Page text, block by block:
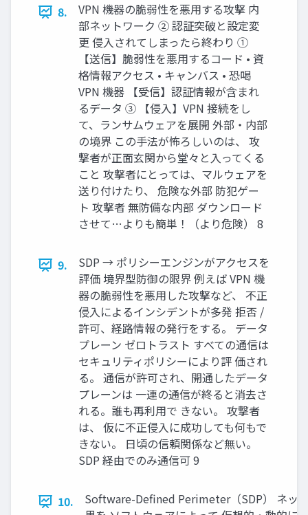
8.
VPN 機器の脆弱性を悪用する攻撃 内
部ネットワーク ② 認証突破と設定変
更 侵入されてしまったら終わり ①
【送信】脆弱性を悪用するコード • 資
格情報アクセス • キャンバス • 恐喝
VPN 機器 【受信】認証情報が含まれ
るデータ ③ 【侵入】VPN 接続をし
て、ランサムウェアを展開 外部・内部
の境界 この手法が怖ろしいのは、 攻
撃者が正面玄関から堂々と入ってくる
こと 攻撃者にとっては、マルウェアを
送り付けたり、 危険な外部 防犯ゲー
ト 攻撃者 無防備な内部 ダウンロード
させて…よりも簡単！（より危険） 8
9.
SDP → ポリシーエンジンがアクセスを
評価 境界型防御の限界 例えば VPN 機
器の脆弱性を悪用した攻撃など、 不正
侵入によるインシデントが多発 拒否 /
許可、経路情報の発行をする。 データ
プレーン ゼロトラスト すべての通信は
セキュリティポリシーにより評 価され
る。 通信が許可され、開通したデータ
プレーンは 一連の通信が終ると消去さ
れる。誰も再利用で きない。 攻撃者
は、 仮に不正侵入に成功しても何もで
きない。 日頃の信頼関係など無い。
SDP 経由でのみ通信可 9
10.
Software-Defined Perimeter（SDP） ネッ